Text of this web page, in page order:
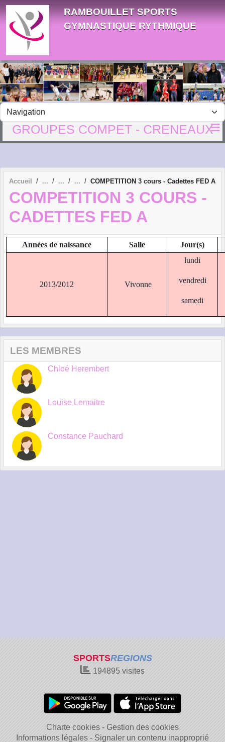
RAMBOUILLET SPORTS
GYMNASTIQUE RYTHMIQUE
GROUPES COMPET - CRENEAUX
Accueil COMPETITION 3 cours - Cadettes FED A
COMPETITION 3 COURS -
CADETTES FED A
Années de naissance Salle Jour(s)
2013/2012 Vivonne
lundi
vendredi
samedi
LES MEMBRES
Chloé Herembert
Louise Lemaitre
Constance Pauchard
SPORTSREGIONS
194895 visites
Charte cookies
Gestion des cookies
Informations légales
Signaler un contenu inapproprié
Panneau de gestion des cookies